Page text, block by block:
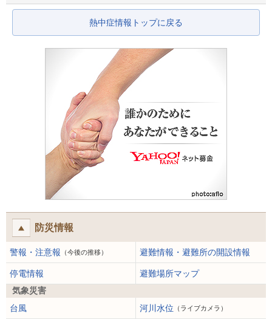
熱中症情報トップに戻る
防災情報
警報・注意報 （今後の推移） 避難情報・避難所の開設情報
停電情報
避難場所マップ
気象災害
台風
河川水位 （ライブカメラ）